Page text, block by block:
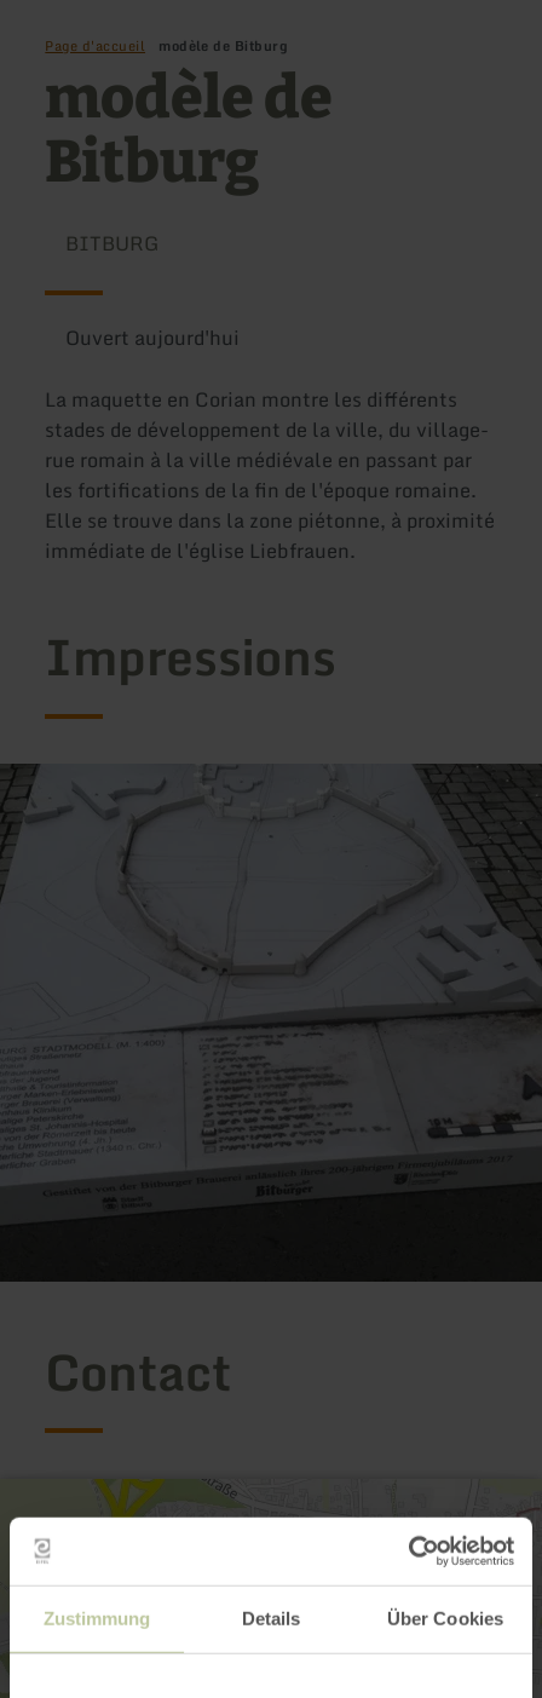
Zustimmung Details Über Cookies
Page d'accueil modèle de Bitburg
modèle de
Bitburg
BITBURG
Ouvert aujourd'hui
La maquette en Corian montre les différents
stades de développement de la ville, du village-
rue romain à la ville médiévale en passant par
les fortifications de la fin de l'époque romaine.
Elle se trouve dans la zone piétonne, à proximité
immédiate de l'église Liebfrauen.
Impressions
Contact